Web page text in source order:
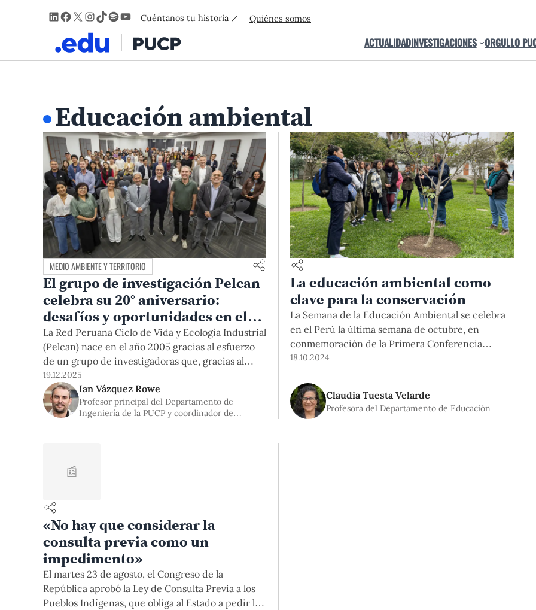
LinkedIn
Facebook
X Instagram
TikTok
Spotify
YouTube
Cuéntanos tu historia Quiénes somos
ACTUALIDADINVESTIGACIONES ORGULLO
Educación ambiental
MEDIO AMBIENTE Y TERRITORIO
El grupo de investigación Pelcan
celebra su 20° aniversario:
desafíos y oportunidades en el
horizonte
La Red Peruana Ciclo de Vida y Ecología Industrial
(Pelcan) nace en el año 2005 gracias al esfuerzo
de un grupo de investigadoras que, gracias al
apoyo del Programa de las Naciones Unidas para
el Medio Ambiente (PNUMA) y la Red
Iberoamericana de Ciclo de Vida (RICV),
pretendía establecer un espacio para el desarrollo
19.12.2025
Ian Vázquez Rowe
Profesor principal del Departamento de
Ingeniería de la PUCP y coordinador de
La educación ambiental como
clave para la conservación
La Semana de la Educación Ambiental se celebra
en el Perú la última semana de octubre, en
conmemoración de la Primera Conferencia
Intergubernamental sobre Educación Ambiental
Georgia. Esta fecha nos invita a reflexionar sobre
el rol de la educación en la formación de
ciudadanos conscientes y comprometidos
18.10.2024
Claudia Tuesta Velarde
Profesora del Departamento de Educación
📰
«No hay que considerar la
consulta previa como un
impedimento»
El martes 23 de agosto, el Congreso de la
República aprobó la Ley de Consulta Previa a los
Pueblos Indígenas, que obliga al Estado a pedir la